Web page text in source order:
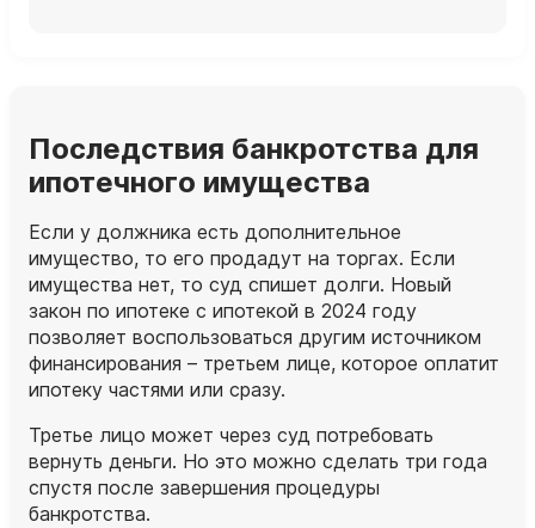
Последствия банкротства для
ипотечного имущества
Если у должника есть дополнительное
имущество, то его продадут на торгах. Если
имущества нет, то суд спишет долги. Новый
закон по ипотеке с ипотекой в 2024 году
позволяет воспользоваться другим источником
финансирования – третьем лице, которое оплатит
ипотеку частями или сразу.
Третье лицо может через суд потребовать
вернуть деньги. Но это можно сделать три года
спустя после завершения процедуры
банкротства.